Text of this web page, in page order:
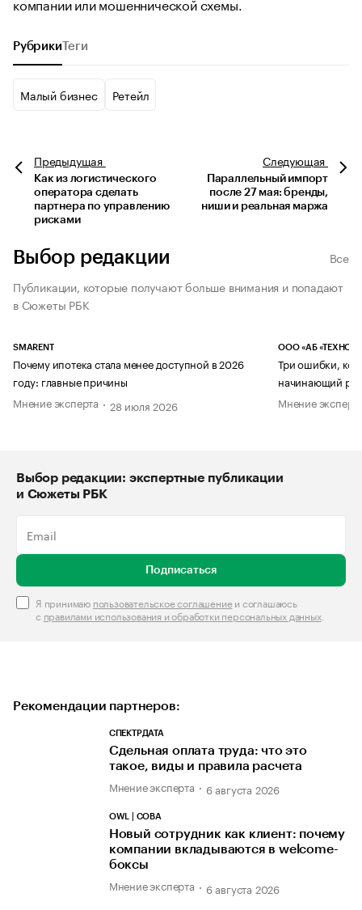
Рубрики Теги
Малый бизнес Ретейл
Предыдущая
Как из логистического
оператора сделать
партнера по управлению
рисками
Следующая
Параллельный импорт
после 27 мая: бренды,
ниши и реальная маржа
Выбор редакции
Все
Публикации, которые получают больше внимания и попадают
в Сюжеты РБК
SMARENT
Почему ипотека стала менее доступной в 2026
году: главные причины
Мнение эксперта
28 июля 2026
ООО «АБ
Три ошибки,
начинающий
Мнение
Выбор редакции: экспертные публикации
и Сюжеты РБК
Подписаться
Я принимаю пользовательское соглашениеи соглашаюсь
с правилами использования и обработки персональных данных.
Рекомендации партнеров:
СПЕКТРДАТА
Сдельная оплата труда: что это
такое, виды и правила расчета
Мнение эксперта 6 августа 2026
OWL | СОВА
Новый сотрудник как клиент: почему
компании вкладываются в welcome-
боксы
Мнение эксперта 6 августа 2026